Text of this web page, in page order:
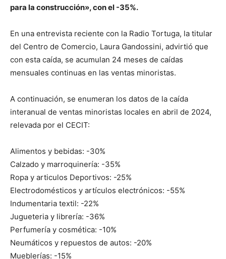
para la construcción», con el -35%.
En una entrevista reciente con la Radio Tortuga, la titular
del Centro de Comercio, Laura Gandossini, advirtió que
con esta caída, se acumulan 24 meses de caídas
mensuales continuas en las ventas minoristas.
A continuación, se enumeran los datos de la caída
interanual de ventas minoristas locales en abril de 2024,
relevada por el CECIT:
Alimentos y bebidas: -30%
Calzado y marroquinería: -35%
Ropa y articulos Deportivos: -25%
Electrodomésticos y artículos electrónicos: -55%
Indumentaria textil: -22%
Jugueteria y librería: -36%
Perfumería y cosmética: -10%
Neumáticos y repuestos de autos: -20%
Mueblerías: -15%